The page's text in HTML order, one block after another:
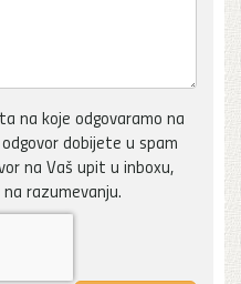
na koje odgovaramo na
dobijete u spam
na Vaš upit u inboxu,
razumevanju.